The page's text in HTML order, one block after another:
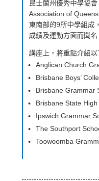
昆士蘭州優秀中學協
Association of
東南部的9所中學組成
成績及運動方面而聞名
講座上，將重點介紹以
Anglican Church
Brisbane Boys’
Brisbane Grammar
Brisbane State
Ipswich Grammar
The Southport
Toowoomba